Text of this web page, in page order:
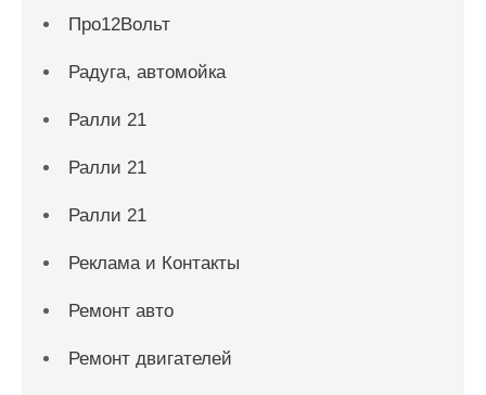
Про12Вольт
Радуга, автомойка
Ралли 21
Ралли 21
Ралли 21
Реклама и Контакты
Ремонт авто
Ремонт двигателей